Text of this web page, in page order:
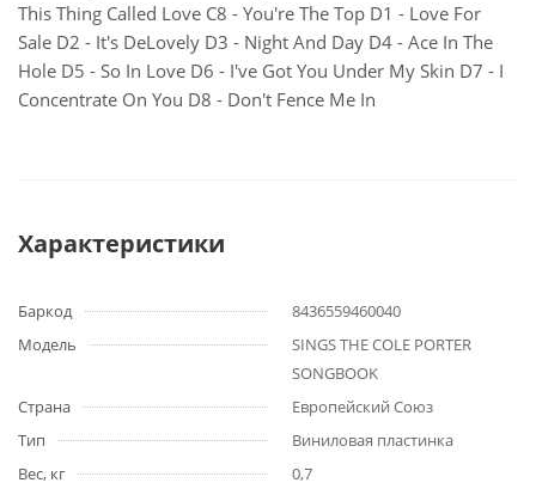
This Thing Called Love C8 - You're The Top D1 - Love For
Sale D2 - It's DeLovely D3 - Night And Day D4 - Ace In The
Hole D5 - So In Love D6 - I've Got You Under My Skin D7 - I
Concentrate On You D8 - Don't Fence Me In
Характеристики
Баркод
8436559460040
Модель
SINGS THE COLE PORTER
SONGBOOK
Страна
Европейский Союз
Тип
Виниловая пластинка
Вес, кг
0,7